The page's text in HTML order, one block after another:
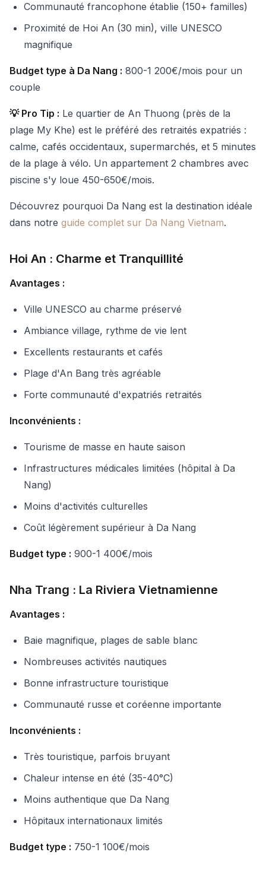
Communauté francophone établie (150+ familles)
Proximité de Hoi An (30 min), ville UNESCO
magnifique
Budget type à Da Nang : 800-1 200€/mois pour un
couple
💡 Pro Tip : Le quartier de An Thuong (près de la
plage My Khe) est le préféré des retraités expatriés :
calme, cafés occidentaux, supermarchés, et 5 minutes
de la plage à vélo. Un appartement 2 chambres avec
piscine s'y loue 450-650€/mois.
Découvrez pourquoi Da Nang est la destination idéale
dans notre guide complet sur Da Nang Vietnam.
Hoi An : Charme et Tranquillité
Avantages :
Ville UNESCO au charme préservé
Ambiance village, rythme de vie lent
Excellents restaurants et cafés
Plage d'An Bang très agréable
Forte communauté d'expatriés retraités
Inconvénients :
Tourisme de masse en haute saison
Infrastructures médicales limitées (hôpital à Da
Nang)
Moins d'activités culturelles
Coût légèrement supérieur à Da Nang
Budget type : 900-1 400€/mois
Nha Trang : La Riviera Vietnamienne
Avantages :
Baie magnifique, plages de sable blanc
Nombreuses activités nautiques
Bonne infrastructure touristique
Communauté russe et coréenne importante
Inconvénients :
Très touristique, parfois bruyant
Chaleur intense en été (35-40°C)
Moins authentique que Da Nang
Hôpitaux internationaux limités
Budget type : 750-1 100€/mois